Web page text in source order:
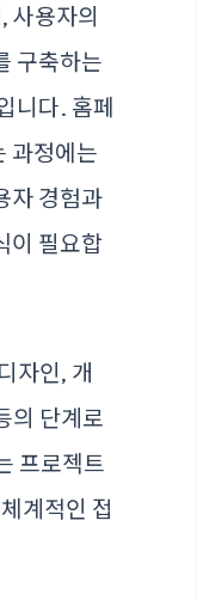
사용자의
구축하는
니다. 홈페
과정에는
자 경험과
이 필요합
자인, 개
의 단계로
프로젝트
계적인 접